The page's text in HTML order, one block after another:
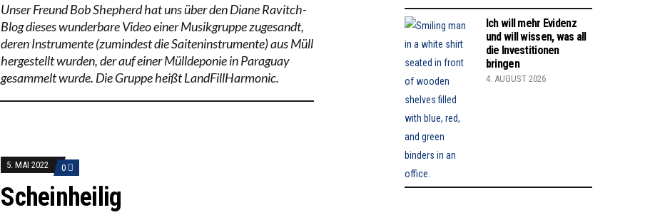
Unser Freund Bob Shepherd hat uns über den Diane Ravitch-
Blog dieses wunderbare Video einer Musikgruppe zugesandt,
deren Instrumente (zumindest die Saiteninstrumente) aus Müll
hergestellt wurden, der auf einer Mülldeponie in Paraguay
gesammelt wurde. Die Gruppe heißt LandFillHarmonic.
5. MAI 2022 0
Scheinheilig
Ich will mehr Evidenz
und will wissen, was all
die Investitionen
bringen
4. AUGUST 2026